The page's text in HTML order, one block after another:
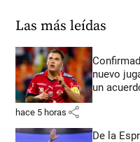
Las más leídas
nuevo
un
hace 5 horas share
De la